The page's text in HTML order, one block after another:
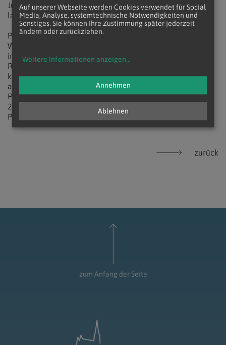
Jugendbischof daran teilnehmen wird, ist aufgrund der
langen Distanz noch offen.
Papst Johannes Paul II. (1978-2005) hatte die
Weltjugendtage 1985 ins Leben gerufen. Bisher gab es 15
internationale Weltjugendtage, der erste fand 1986 in
Rom statt. Im Wechsel werden die Weltjugendtage in
kleinerem Rahmen in den Diözesen vor Ort sowie rund
alle drei Jahre als weltweites Großtreffen organisiert.
Papst Franziskus nahm bereits an drei Großtreffen teil:
2013 im brasilianischen Rio de Janeiro, 2016 in Krakau in
Polen und 2019 in Panama.
zurück
zum Anfang der Seite
Auf unserer Webseite werden Cookies verwendet für Social
Media, Analyse, systemtechnische Notwendigkeiten und
Sonstiges. Sie können Ihre Zustimmung später jederzeit
ändern oder zurückziehen.
Weitere Informationen anzeigen...
Ablehnen
Annehmen